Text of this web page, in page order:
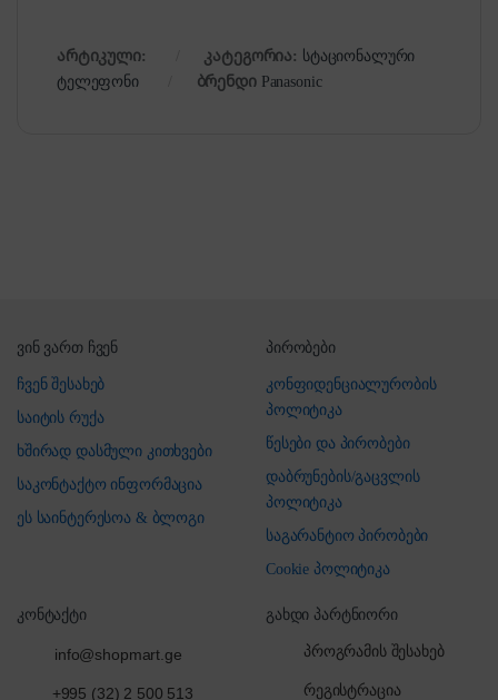
არტიკული: კატეგორია: სტაციონალური
ტელეფონი
ბრენდი Panasonic
ვინ ვართ ჩვენ
ჩვენ შესახებ
საიტის რუქა
ხშირად დასმული კითხვები
საკონტაქტო ინფორმაცია
ეს საინტერესოა & ბლოგი
პირობები
კონფიდენციალურობის
პოლიტიკა
წესები და პირობები
დაბრუნების/გაცვლის
პოლიტიკა
საგარანტიო პირობები
Cookie პოლიტიკა
კონტაქტი
info@shopmart.ge
+995 (32) 2 500 513
გახდი პარტნიორი
პროგრამის შესახებ
რეგისტრაცია